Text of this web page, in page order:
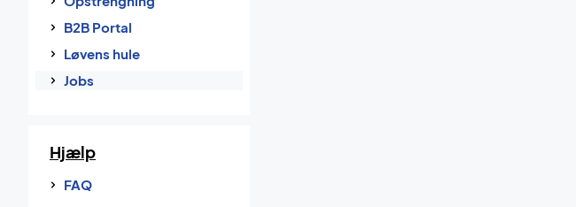
B2B Portal
Løvens hule
Jobs
Hjælp
FAQ